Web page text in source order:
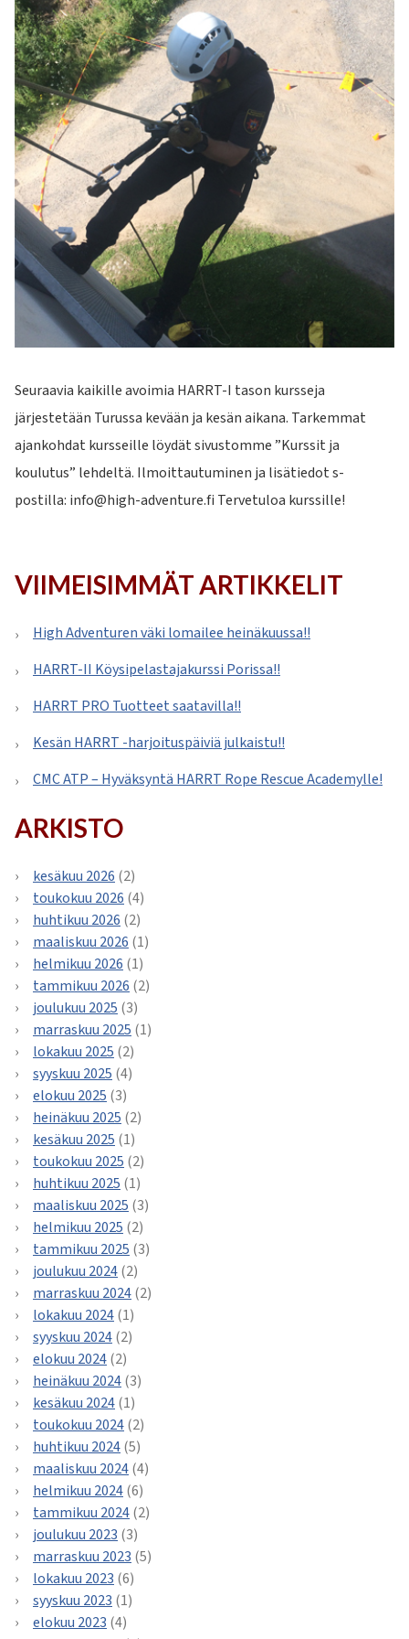
Seuraavia kaikille avoimia HARRT-I tason kursseja
järjestetään Turussa kevään ja kesän aikana. Tarkemmat
ajankohdat kursseille löydät sivustomme ”Kurssit ja
koulutus” lehdeltä. Ilmoittautuminen ja lisätiedot s-
postilla: info@high-adventure.fi Tervetuloa kurssille!
VIIMEISIMMÄT ARTIKKELIT
High Adventuren väki lomailee heinäkuussa!!
HARRT-II Köysipelastajakurssi Porissa!!
HARRT PRO Tuotteet saatavilla!!
Kesän HARRT -harjoituspäiviä julkaistu!!
CMC ATP – Hyväksyntä HARRT Rope Rescue Academylle!
ARKISTO
kesäkuu 2026 (2)
toukokuu 2026 (4)
huhtikuu 2026 (2)
maaliskuu 2026 (1)
helmikuu 2026 (1)
tammikuu 2026 (2)
joulukuu 2025 (3)
marraskuu 2025 (1)
lokakuu 2025 (2)
syyskuu 2025 (4)
elokuu 2025 (3)
heinäkuu 2025 (2)
kesäkuu 2025 (1)
toukokuu 2025 (2)
huhtikuu 2025 (1)
maaliskuu 2025 (3)
helmikuu 2025 (2)
tammikuu 2025 (3)
joulukuu 2024(2)
marraskuu 2024(2)
lokakuu 2024(1)
syyskuu 2024(2)
elokuu 2024(2)
heinäkuu 2024(3)
kesäkuu 2024(1)
toukokuu 2024(2)
huhtikuu 2024(5)
maaliskuu 2024(4)
helmikuu 2024(6)
tammikuu 2024(2)
joulukuu 2023 (3)
marraskuu 2023 (5)
lokakuu 2023 (6)
syyskuu 2023 (1)
elokuu 2023 (4)